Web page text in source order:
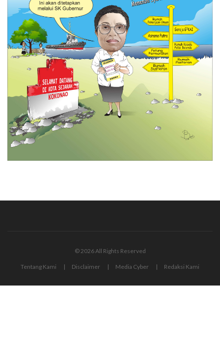
© 2026 All Rights Reserved
Tentang Kami Disclaimer Media Cyber Redaksi Kami